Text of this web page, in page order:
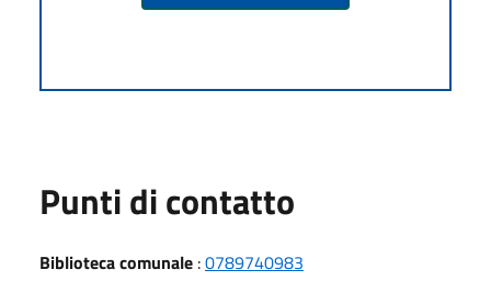
Punti di contatto
Biblioteca comunale :0789740983